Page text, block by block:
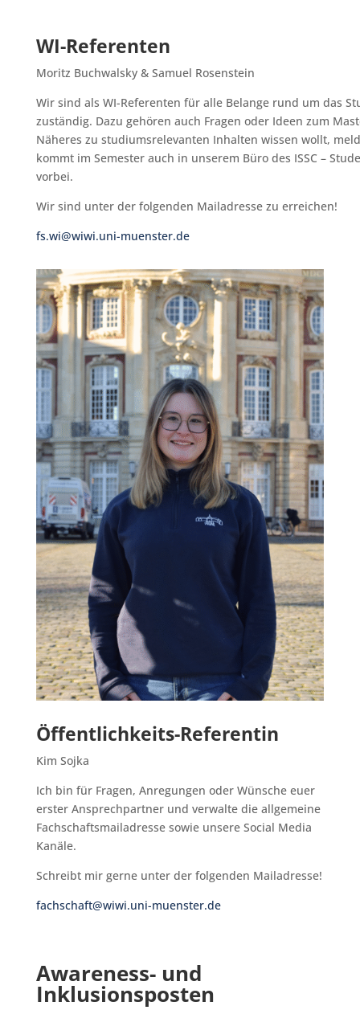
WI-Referenten
Moritz Buchwalsky & Samuel Rosenstein
Wir sind als WI-Referenten für alle Belange rund um das
zuständig. Dazu gehören auch Fragen oder Ideen zum
Näheres zu studiumsrelevanten Inhalten wissen wollt,
kommt im Semester auch in unserem Büro des ISSC –
vorbei.
Wir sind unter der folgenden Mailadresse zu erreichen!
fs.wi@wiwi.uni-muenster.de
Öffentlichkeits-Referentin
Kim Sojka
Ich bin für Fragen, Anregungen oder Wünsche euer
erster Ansprechpartner und verwalte die allgemeine
Fachschaftsmailadresse sowie unsere Social Media
Kanäle.
Schreibt mir gerne unter der folgenden Mailadresse!
fachschaft@wiwi.uni-muenster.de
Awareness- und
Inklusionsposten